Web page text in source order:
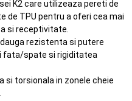
K2 care utilizeaza pereti de
de TPU pentru a oferi cea mai
si receptivitate.
rezistenta si putere
fata/spate si rigiditatea
si torsionala in zonele cheie